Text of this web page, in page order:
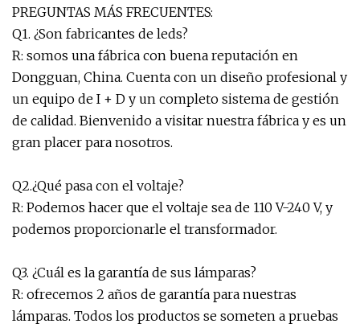
PREGUNTAS MÁS FRECUENTES:
Q1. ¿Son fabricantes de leds?
R: somos una fábrica con buena reputación en
Dongguan, China. Cuenta con un diseño profesional y
un equipo de I + D y un completo sistema de gestión
de calidad. Bienvenido a visitar nuestra fábrica y es un
gran placer para nosotros.
Q2.¿Qué pasa con el voltaje?
R: Podemos hacer que el voltaje sea de 110 V-240 V, y
podemos proporcionarle el transformador.
Q3. ¿Cuál es la garantía de sus lámparas?
R: ofrecemos 2 años de garantía para nuestras
lámparas. Todos los productos se someten a pruebas